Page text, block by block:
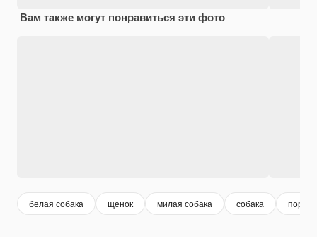
Вам также могут понравиться эти фото
белая собака щенок милая собака собака